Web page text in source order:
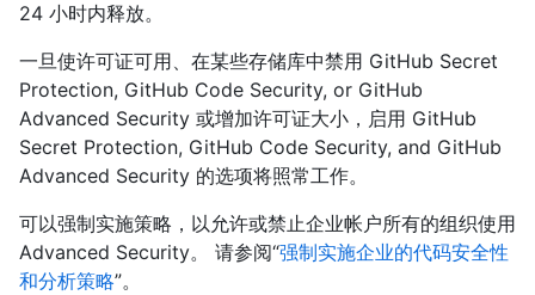
24 小时内释放。
一旦使许可证可用、在某些存储库中禁用 GitHub Secret
Protection, GitHub Code Security, or GitHub
Advanced Security 或增加许可证大小，启用 GitHub
Secret Protection, GitHub Code Security, and GitHub
Advanced Security 的选项将照常工作。
可以强制实施策略，以允许或禁止企业帐户所有的组织使用
Advanced Security。 请参阅“强制实施企业的代码安全性
和分析策略”。